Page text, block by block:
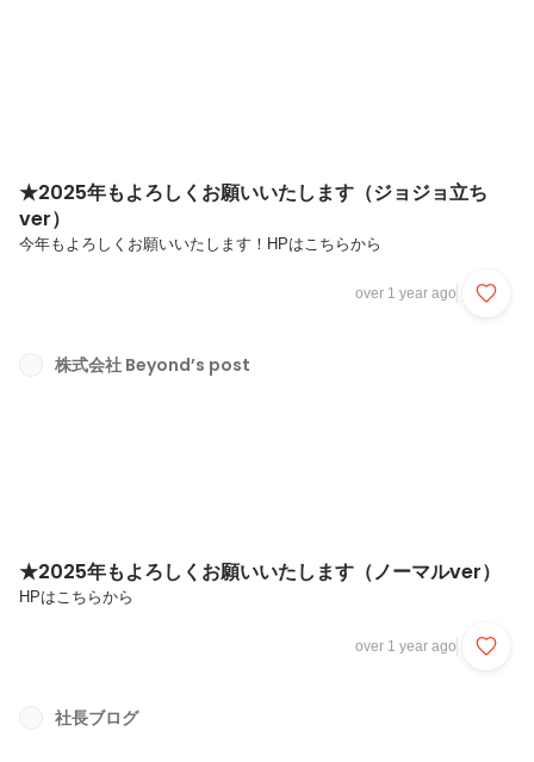
★2025年もよろしくお願いいたします（ジョジョ立ち
ver）
今年もよろしくお願いいたします！HPはこちらから
over 1 year ago
株式会社 Beyond’s post
★2025年もよろしくお願いいたします（ノーマルver）
HPはこちらから
over 1 year ago
社長ブログ